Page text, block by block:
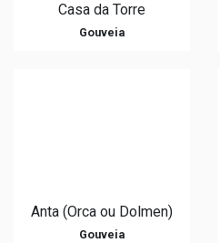
Casa da Torre
Gouveia
Anta (Orca ou Dolmen)
Gouveia